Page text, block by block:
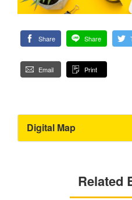
Share Share
Email Print
Digital Map
Related